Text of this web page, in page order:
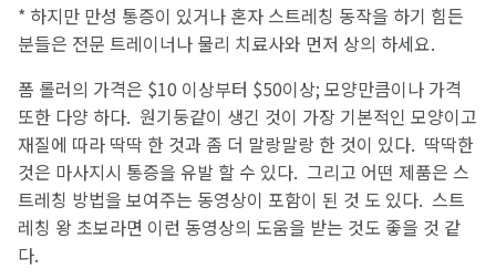
* 하지만 만성 통증이 있거나 혼자 스트레칭 동작을 하기 힘든
분들은 전문 트레이너나 물리 치료사와 먼저 상의 하세요.
폼 롤러의 가격은 $10 이상부터 $50이상; 모양만큼이나 가격
또한 다양 하다. 원기둥같이 생긴 것이 가장 기본적인 모양이고
재질에 따라 딱딱 한 것과 좀 더 말랑말랑 한 것이 있다. 딱딱한
것은 마사지시 통증을 유발 할 수 있다. 그리고 어떤 제품은 스
트레칭 방법을 보여주는 동영상이 포함이 된 것 도 있다. 스트
레칭 왕 초보라면 이런 동영상의 도움을 받는 것도 좋을 것 같
다.